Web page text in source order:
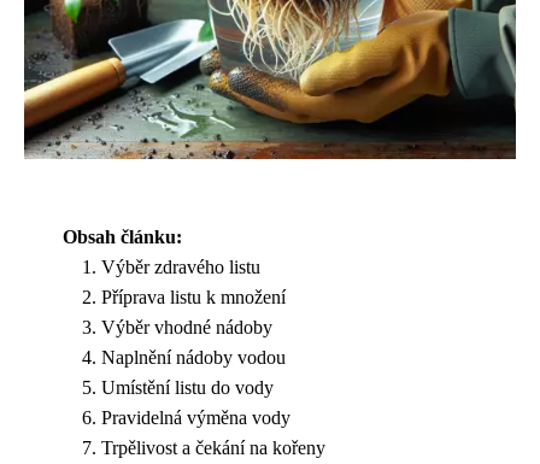
Obsah článku:
Výběr zdravého listu
Příprava listu k množení
Výběr vhodné nádoby
Naplnění nádoby vodou
Umístění listu do vody
Pravidelná výměna vody
Trpělivost a čekání na kořeny